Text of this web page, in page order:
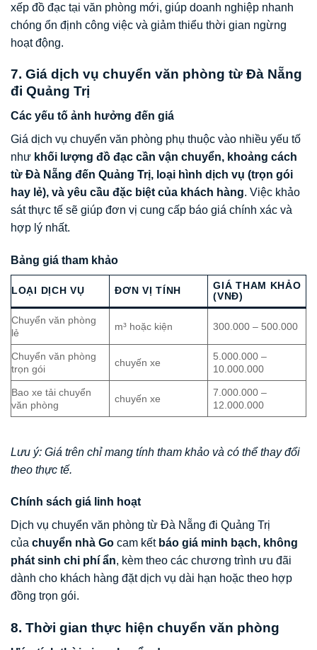
xếp đồ đạc tại văn phòng mới, giúp doanh nghiệp nhanh
chóng ổn định công việc và giảm thiểu thời gian ngừng
hoạt động.
7. Giá dịch vụ chuyển văn phòng từ Đà Nẵng
đi Quảng Trị
Các yếu tố ảnh hưởng đến giá
Giá dịch vụ chuyển văn phòng phụ thuộc vào nhiều yếu tố
như khối lượng đồ đạc cần vận chuyển, khoảng cách
từ Đà Nẵng đến Quảng Trị, loại hình dịch vụ (trọn gói
hay lẻ), và yêu cầu đặc biệt của khách hàng. Việc khảo
sát thực tế sẽ giúp đơn vị cung cấp báo giá chính xác và
hợp lý nhất.
Bảng giá tham khảo
LOẠI DỊCH VỤ ĐƠN VỊ TÍNH
GIÁ THAM KHẢO
(VNĐ)
Chuyển văn phòng
lẻ
m³ hoặc kiện 300.000 – 500.000
Chuyển văn phòng
trọn gói
chuyến xe
5.000.000 –
10.000.000
Bao xe tải chuyển
văn phòng
chuyến xe
7.000.000 –
12.000.000
Lưu ý: Giá trên chỉ mang tính tham khảo và có thể thay đổi
theo thực tế.
Chính sách giá linh hoạt
Dịch vụ chuyển văn phòng từ Đà Nẵng đi Quảng Trị
của chuyển nhà Go cam kết báo giá minh bạch, không
phát sinh chi phí ẩn, kèm theo các chương trình ưu đãi
dành cho khách hàng đặt dịch vụ dài hạn hoặc theo hợp
đồng trọn gói.
8. Thời gian thực hiện chuyển văn phòng